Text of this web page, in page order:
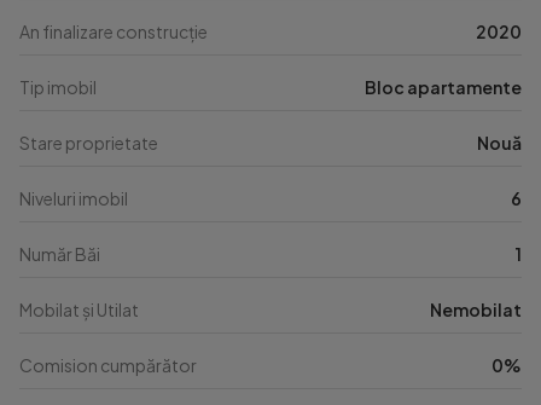
An finalizare construcție 2020
Tip imobil Bloc apartamente
Stare proprietate Nouă
Niveluri imobil 6
Număr Băi 1
Mobilat și Utilat Nemobilat
Comision cumpărător 0%